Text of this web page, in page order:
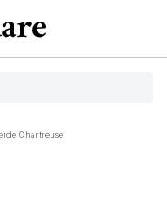
Chartreuse